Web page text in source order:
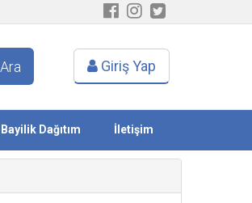
Giriş Yap
Bayilik Dağıtım İletişim